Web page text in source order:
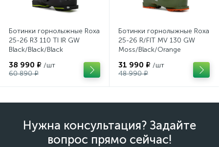
Ботинки горнолыжные Roxa
25-26 R3 110 TI IR GW
Black/Black/Black
38 990 ₽ /шт
60 890 ₽
Ботинки горнолыжные Roxa
25-26 R/FIT MV 130 GW
Moss/Black/Orange
31 990 ₽ /шт
48 990 ₽
Нужна консультация? Задайте
вопрос прямо сейчас!